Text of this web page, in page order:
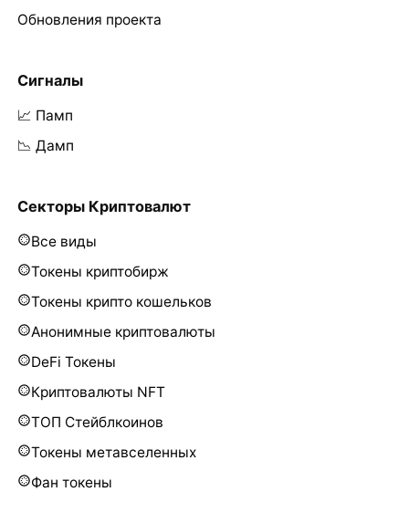
Обновления проекта
Сигналы
📈 Памп
📉 Дамп
Секторы Криптовалют
Все виды
Токены криптобирж
Токены крипто кошельков
Анонимные криптовалюты
DeFi Токены
Криптовалюты NFT
ТОП Стейблкоинов
Токены метавселенных
Фан токены